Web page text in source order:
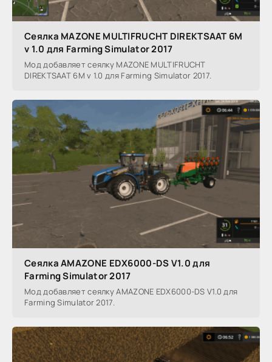
Сеялка MAZONE MULTIFRUCHT DIREKTSAAT 6M
v 1.0 для Farming Simulator 2017
Мод добавляет сеялку MAZONE MULTIFRUCHT
DIREKTSAAT 6M v 1.0 для Farming Simulator 2017.
Сеялка AMAZONE EDX6000-DS V1.0 для
Farming Simulator 2017
Мод добавляет сеялку AMAZONE EDX6000-DS V1.0 для
Farming Simulator 2017.